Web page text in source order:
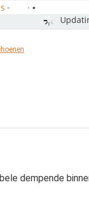
-
dempende